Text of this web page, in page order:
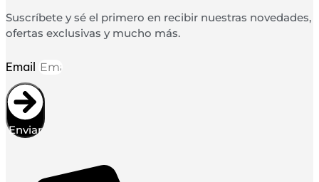
Suscríbete y sé el primero en recibir nuestras novedades,
ofertas exclusivas y mucho más.
Email
Enviar